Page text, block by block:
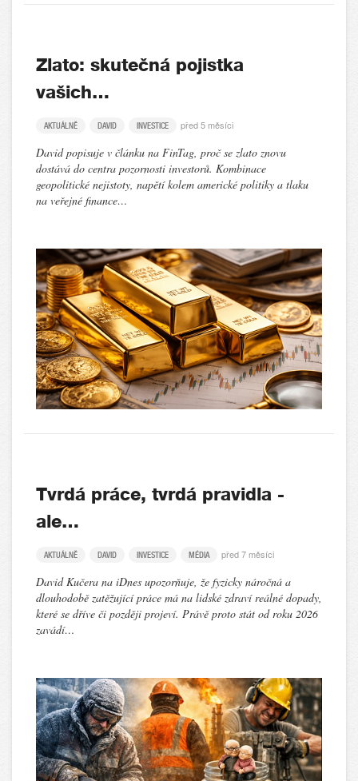
Zlato: skutečná pojistka
vašich…
AKTUÁLNĚ DAVID INVESTICE před 5 měsíci
David popisuje v článku na FinTag, proč se zlato znovu
dostává do centra pozornosti investorů. Kombinace
geopolitické nejistoty, napětí kolem americké politiky a tlaku
na veřejné finance…
Tvrdá práce, tvrdá pravidla -
ale…
AKTUÁLNĚ DAVID INVESTICE MÉDIA před 7 měsíci
David Kučera na iDnes upozorňuje, že fyzicky náročná a
dlouhodobě zatěžující práce má na lidské zdraví reálné dopady,
které se dříve či později projeví. Právě proto stát od roku 2026
zavádí…